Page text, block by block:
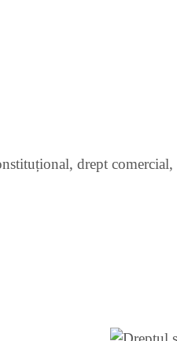
drept